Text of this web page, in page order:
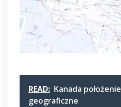
READ: Kanada położenie
geograficzne